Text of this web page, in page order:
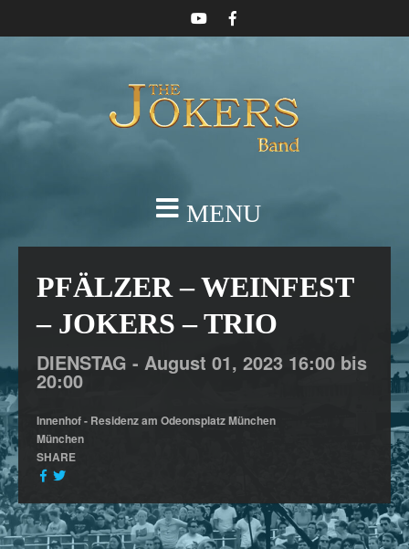
MENU
PFÄLZER – WEINFEST
– JOKERS – TRIO
DIENSTAG - August 01, 2023 16:00 bis
20:00
Innenhof - Residenz am Odeonsplatz München
München
SHARE